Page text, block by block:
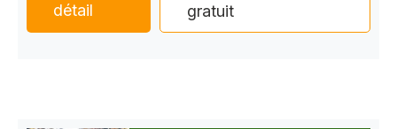
détail
gratuit